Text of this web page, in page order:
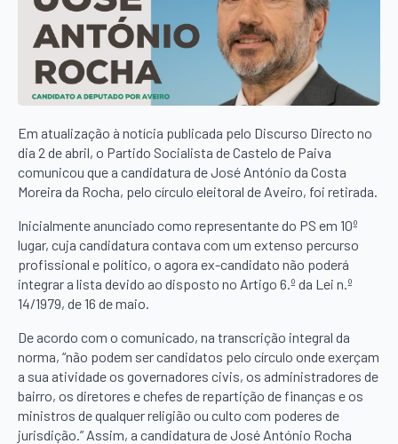
Em atualização à notícia publicada pelo Discurso Directo no
dia 2 de abril, o Partido Socialista de Castelo de Paiva
comunicou que a candidatura de José António da Costa
Moreira da Rocha, pelo círculo eleitoral de Aveiro, foi retirada.
Inicialmente anunciado como representante do PS em 10º
lugar, cuja candidatura contava com um extenso percurso
profissional e político, o agora ex-candidato não poderá
integrar a lista devido ao disposto no Artigo 6.º da Lei n.º
14/1979, de 16 de maio.
De acordo com o comunicado, na transcrição integral da
norma, “não podem ser candidatos pelo círculo onde exerçam
a sua atividade os governadores civis, os administradores de
bairro, os diretores e chefes de repartição de finanças e os
ministros de qualquer religião ou culto com poderes de
jurisdição.” Assim, a candidatura de José António Rocha